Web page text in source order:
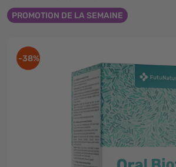
PROMOTION DE LA SEMAINE
-38%